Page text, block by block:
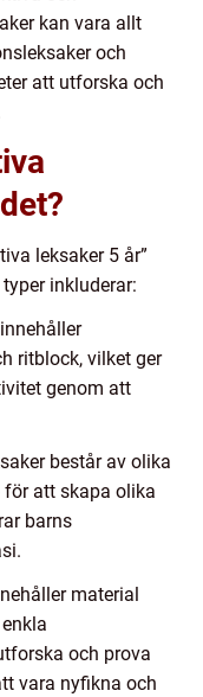
kan vara allt
och
att utforska och
leksaker 5 år”
inkluderar:
ritblock, vilket ger
genom att
består av olika
att skapa olika
barns
material
och prova
vara nyfikna och